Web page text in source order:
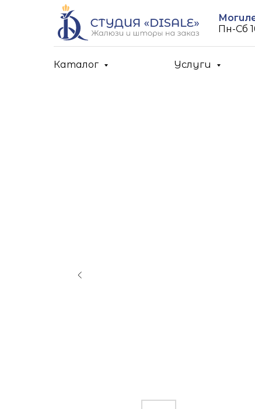
Пн-Cб
Каталог Услуги